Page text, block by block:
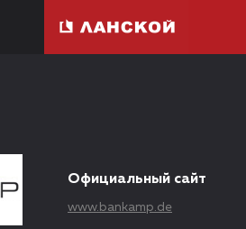
Официальный сайт
www.bankamp.de